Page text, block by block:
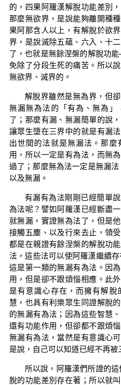
的，四果阿羅漢解脫功能差別
那麼無欲界，是說能夠離開種
果阿那含人以上，有解脫於欲
界，是說滅除五蘊、六入、十
了，也就是無餘涅槃的解脫功
免除了分段生死的痛苦。所以
無欲界、滅界的。
解脫界雖然是無為界，但
無漏無為法的「有為、無為」
了；那麼有漏、無漏簡單的說
讓眾生墮在三界中的就是有漏
出世間的法就是無漏法。那麼
用，所以一定是有為法，而無
過了；那麼無為法一定是無漏
以及無漏。
有漏有為法剛剛已經簡單
為法呢？譬如阿羅漢已經斷盡
就無漏，實證無為法了，但是
接觸五塵、以及行來去止，領
都是在親證有餘涅槃的解脫功
法，這些法可以使阿羅漢繼續
這是第一類的無漏有為法。因
用，但是卻不跟煩惱相應。此
是有意識心存在，而擁有解脫
慧，也具有利樂眾生同證解脫
的無漏有為法；因為這些智慧
還有功能作用，但卻都不跟煩
無漏有為法，當然是有意識心
是說，自己可以知道已經不再被
所以說，阿羅漢們所證的
脫的功能差別存在著；所以就